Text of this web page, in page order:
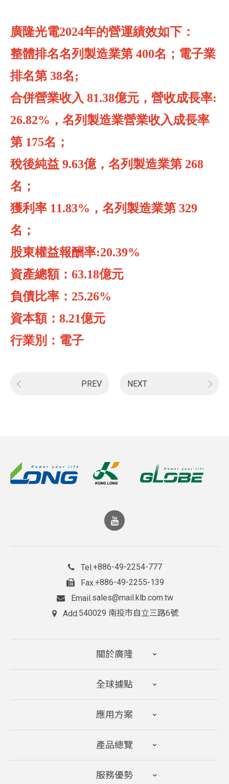
廣隆光電2024年的營運績效如下：
整體排名名列製造業第 400名；電子業
排名第 38名;
合併營業收入 81.38億元，營收成長率:
26.82%， 名列製造業營業收入成長率
第 175名；
稅後純益 9.63億，名列製造業第 268
名；
獲利率 11.83% ，名列製造業第 329
名；
股東權益報酬率:20.39%
資產總額： 63.18億元
負債比率： 25.26%
資本額： 8.21億元
行業別：電子
PREV NEXT
Tel.+886-49-2254-777
Fax.+886-49-2255-139
Email.sales@mail.klb.com.tw
Add.540029 南投市自立三路6號
關於廣隆
全球據點
應用方案
產品總覽
服務優勢